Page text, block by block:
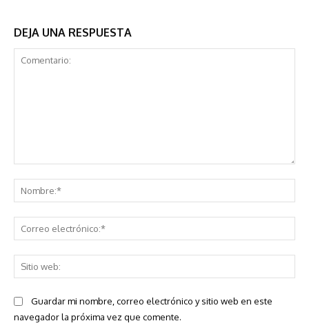
DEJA UNA RESPUESTA
Guardar mi nombre, correo electrónico y sitio web en este
navegador la próxima vez que comente.